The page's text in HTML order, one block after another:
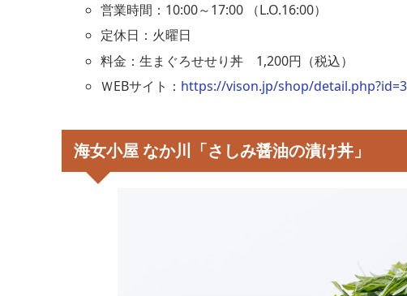
営業時間：10:00～17:00 （L.O.16:00）
定休日：火曜日
料金：生まぐろせせり丼 1,200円（税込）
ＷEBサイト： https://vison.jp/shop/
海女小屋 なか川「さしみ醤油の漬け丼」